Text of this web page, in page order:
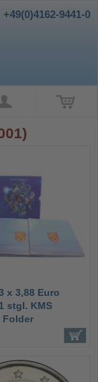
+49(0)4162-9441-0
x 3,88 Euro
stgl. KMS
Folder